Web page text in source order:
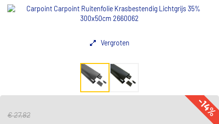
Vergroten
-14%
€ 27,82